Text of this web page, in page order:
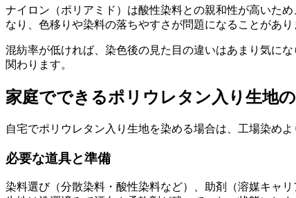
ナイロン（ポリアミド）は酸性染料との親和性が高いた
なり、色移りや染料の落ちやすさが問題になることがあり
混紡率が低ければ、染色後の見た目の違いはあまり気に
関わります。
家庭でできるポリウレタン入り生地
自宅でポリウレタン入り生地を染める場合は、工場染め
必要な道具と準備
染料選び（分散染料・酸性染料など）、助剤（溶媒キャ